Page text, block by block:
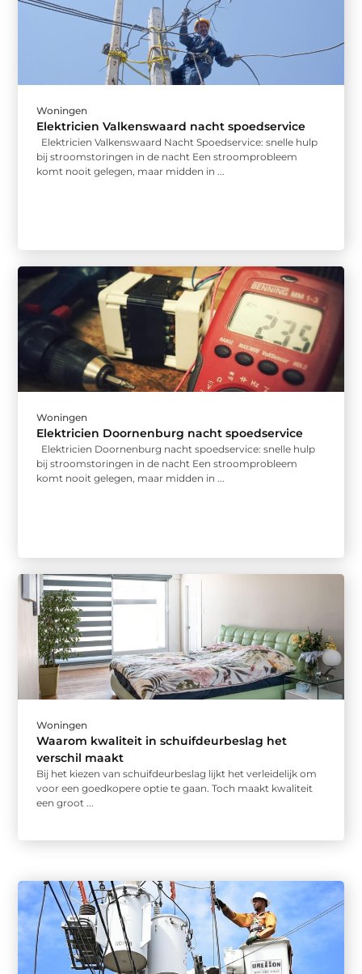
Woningen
Elektricien Valkenswaard nacht spoedservice
Elektricien Valkenswaard Nacht Spoedservice: snelle hulp
bij stroomstoringen in de nacht Een stroomprobleem
komt nooit gelegen, maar midden in ...
Woningen
Elektricien Doornenburg nacht spoedservice
Elektricien Doornenburg nacht spoedservice: snelle hulp
bij stroomstoringen in de nacht Een stroomprobleem
komt nooit gelegen, maar midden in ...
Woningen
Waarom kwaliteit in schuifdeurbeslag het
verschil maakt
Bij het kiezen van schuifdeurbeslag lijkt het verleidelijk om
voor een goedkopere optie te gaan. Toch maakt kwaliteit
een groot ...